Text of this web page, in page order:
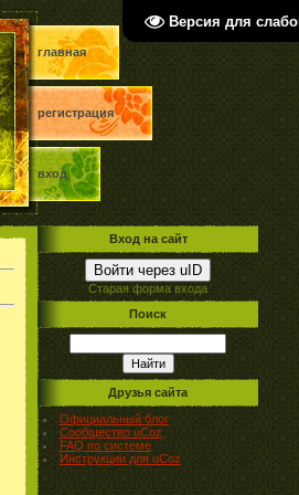
Версия для
главная
регистрация
вход
Вход на сайт
Войти через uID
Старая форма входа
Поиск
Друзья сайта
Официальный блог
Сообщество uCoz
FAQ по системе
Инструкции для uCoz